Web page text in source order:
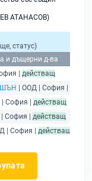
АТАНАСОВ)
статус)
и дъщерни д-ва
| действащ
| ООД | София |
| София | действащ
София | действащ
| София | действащ